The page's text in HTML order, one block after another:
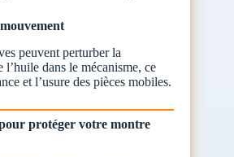
peuvent perturber la
dans le mécanisme, ce
et l’usure des pièces mobiles.
protéger votre montre